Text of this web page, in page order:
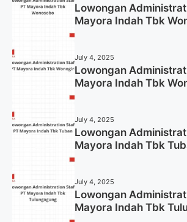
Lowongan
Mayora Indah Tbk
July 4, 2025
Lowongan
Mayora Indah Tbk
July 4, 2025
Lowongan
Mayora Indah Tbk
July 4, 2025
Lowongan
Mayora Indah Tbk